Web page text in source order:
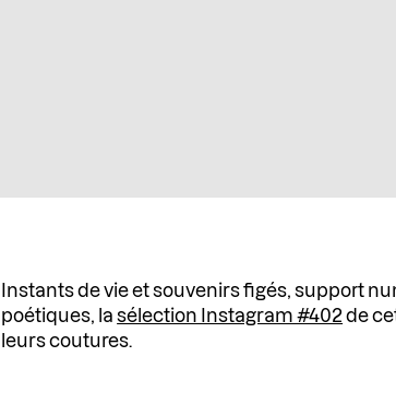
Instants de vie et souvenirs figés, support
poétiques, lasélection Instagram #402 de
leurs coutures.